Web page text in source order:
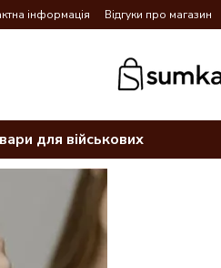
інформація Відгуки про магазин
для військових